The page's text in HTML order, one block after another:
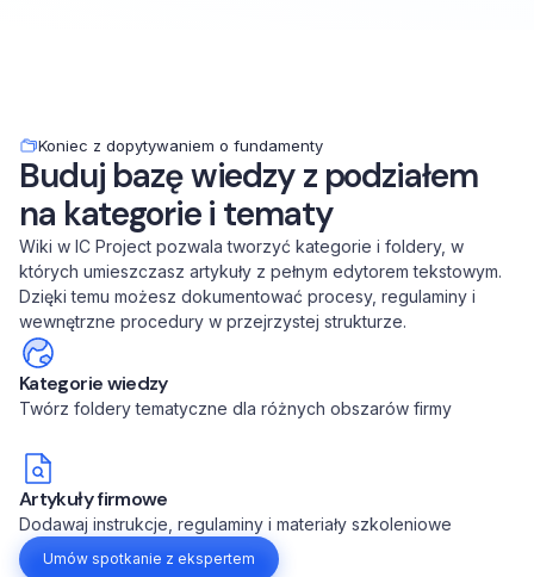
Koniec z dopytywaniem o fundamenty
Buduj bazę wiedzy z podziałem
na kategorie i tematy
Wiki w IC Project pozwala tworzyć kategorie i foldery, w
których umieszczasz artykuły z pełnym edytorem tekstowym.
Dzięki temu możesz dokumentować procesy, regulaminy i
wewnętrzne procedury w przejrzystej strukturze.
Kategorie wiedzy
Twórz foldery tematyczne dla różnych obszarów firmy
Artykuły firmowe
Dodawaj instrukcje, regulaminy i materiały szkoleniowe
Umów spotkanie z ekspertem